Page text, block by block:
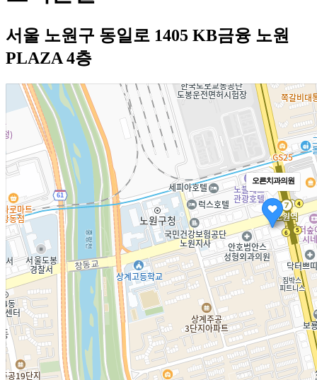
서울 노원구 동일로 1405 KB금융 노원
PLAZA 4층
오른치과의원